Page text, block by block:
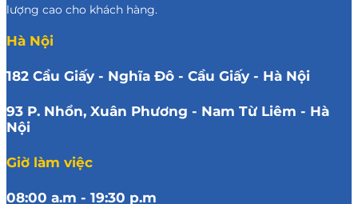
lượng cao cho khách hàng.
Hà Nội
182 Cầu Giấy - Nghĩa Đô - Cầu Giấy - Hà Nội
93 P. Nhổn, Xuân Phương - Nam Từ Liêm - Hà
Nội
Giờ làm việc
08:00 a.m - 19:30 p.m